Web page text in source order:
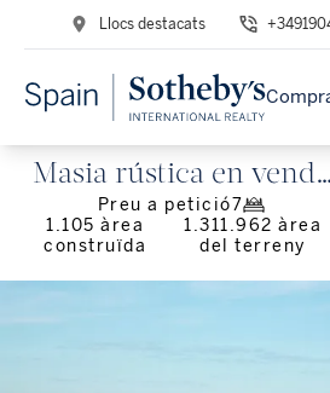
Llocs destacats
Masia rústica en venda
a Menorca amb gran
terreny i edificis
Preu a petició7
1.105 àrea
construïda
1.311.962 àrea
del terreny